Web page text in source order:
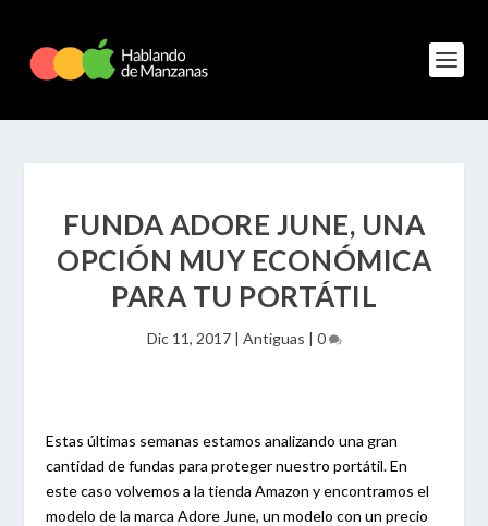
FUNDA ADORE JUNE, UNA
OPCIÓN MUY ECONÓMICA
PARA TU PORTÁTIL
Dic 11, 2017| Antiguas | 0
Estas últimas semanas estamos analizando una gran
cantidad de fundas para proteger nuestro portátil. En
este caso volvemos a la tienda Amazon y encontramos el
modelo de la marca Adore June, un modelo con un precio